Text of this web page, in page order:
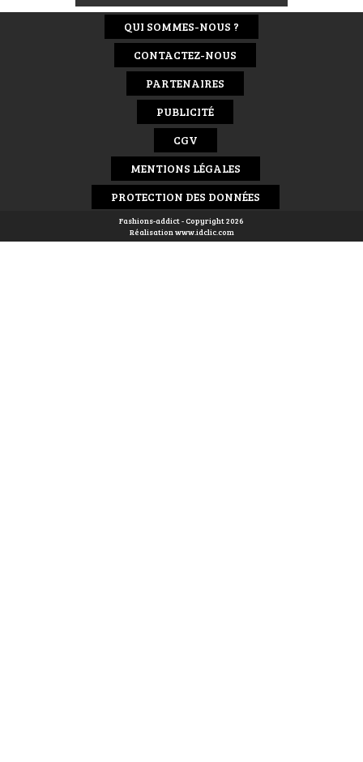
QUI SOMMES-NOUS ?
CONTACTEZ-NOUS
PARTENAIRES
PUBLICITÉ
CGV
MENTIONS LÉGALES
PROTECTION DES DONNÉES
Fashions-addict - Copyright 2026
Réalisationwww.idclic.com